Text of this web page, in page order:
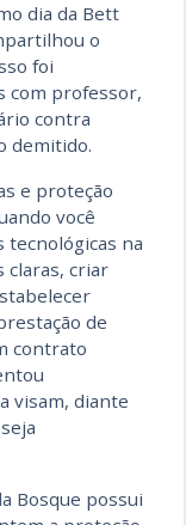
dia da Bett
o
foi
com professor,
contra
demitido.
e proteção
você
na
claras, criar
de
contrato
visam, diante
Bosque possui